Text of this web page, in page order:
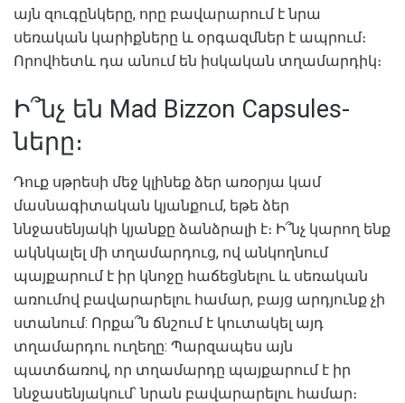
այն զուգընկերը, որը բավարարում է նրա
սեռական կարիքները և օրգազմներ է ապրում։
Որովհետև դա անում են իսկական տղամարդիկ։
Ի՞նչ են Mad Bizzon Capsules-
ները։
Դուք սթրեսի մեջ կլինեք ձեր առօրյա կամ
մասնագիտական ​​կյանքում, եթե ձեր
ննջասենյակի կյանքը ձանձրալի է։ Ի՞նչ կարող ենք
ակնկալել մի տղամարդուց, ով անկողնում
պայքարում է իր կնոջը հաճեցնելու և սեռական
առումով բավարարելու համար, բայց արդյունք չի
ստանում: Որքա՞ն ճնշում է կուտակել այդ
տղամարդու ուղեղը: Պարզապես այն
պատճառով, որ տղամարդը պայքարում է իր
ննջասենյակում՝ նրան բավարարելու համար։